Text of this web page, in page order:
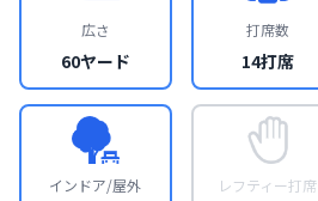
広さ
60ヤード
打席数
14打席
インドア/屋外 レフティー打席